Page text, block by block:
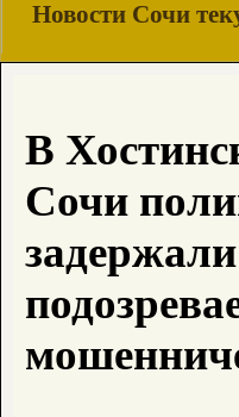
Новости Сочи
В
Сочи